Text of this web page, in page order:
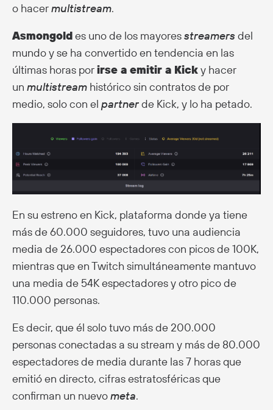
o hacermultistream.
Asmongoldes uno de los mayoresstreamersdel
mundo y se ha convertido en tendencia en las
últimas horas porirse a emitir a Kicky hacer
un multistream histórico sin contratos de por
medio, solo con el partnerde Kick, y lo ha petado.
En su estreno en Kick, plataforma donde ya tiene
más de 60.000 seguidores, tuvo una audiencia
media de 26.000 espectadores con picos de 100K,
mientras que en Twitch simultáneamente mantuvo
una media de 54K espectadores y otro pico de
110.000 personas.
Es decir, que él solo tuvo más de 200.000
personas conectadas a su stream y más de 80.000
espectadores de media durante las 7 horas que
emitió en directo, cifras estratosféricas que
confirman un nuevometa.